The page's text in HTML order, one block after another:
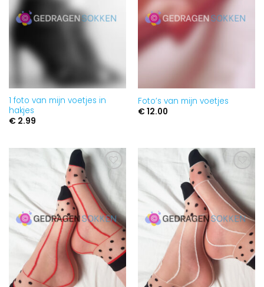
1 foto van mijn voetjes in
hakjes
€2.99
Foto’s van mijn voetjes
€12.00
Aan
verlanglijst
toevoegen
Aan
verlanglijst
toevoegen